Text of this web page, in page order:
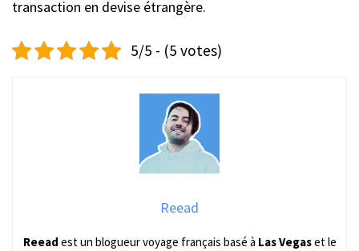
transaction en devise étrangère.
5/5 - (5 votes)
Reead
Reead est un blogueur voyage français basé à Las Vegaset le